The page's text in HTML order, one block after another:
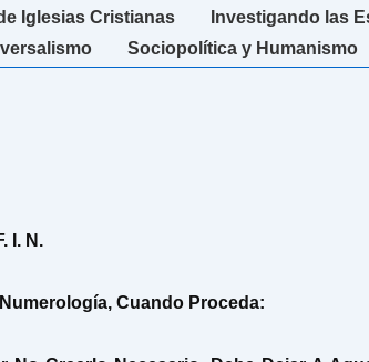
Iglesias Cristianas
Investigando las
Sociopolítica y Humanismo
I. N.
Cuando Proceda: